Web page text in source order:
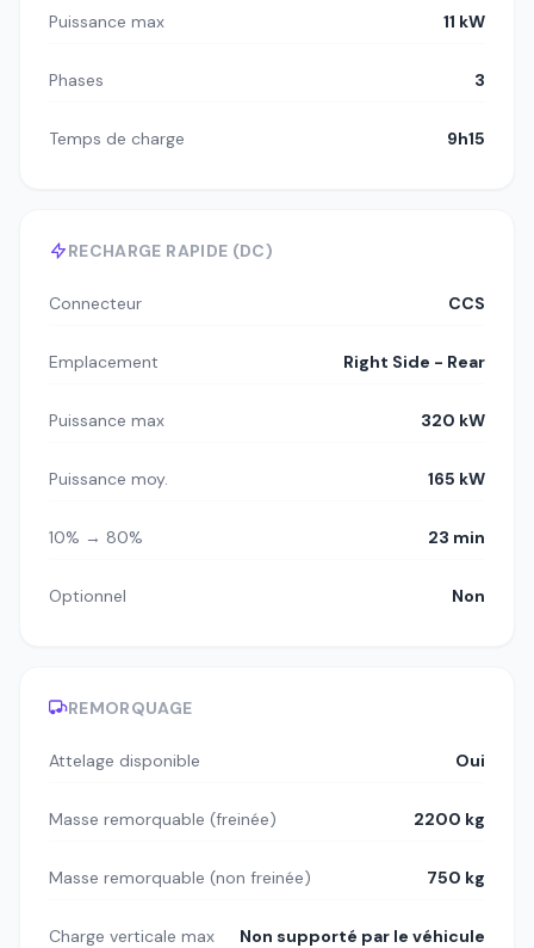
Puissance max 11 kW
Phases 3
Temps de charge 9h15
RECHARGE RAPIDE (DC)
Connecteur CCS
Emplacement Right Side - Rear
Puissance max 320 kW
Puissance moy. 165 kW
10% → 80% 23 min
Optionnel Non
REMORQUAGE
Attelage disponible Oui
Masse remorquable (freinée) 2200 kg
Masse remorquable (non freinée) 750 kg
Charge verticale max Non supporté par le véhicule